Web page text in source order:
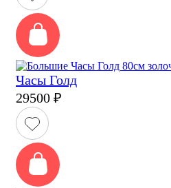
Часы Голд
29500 ₽